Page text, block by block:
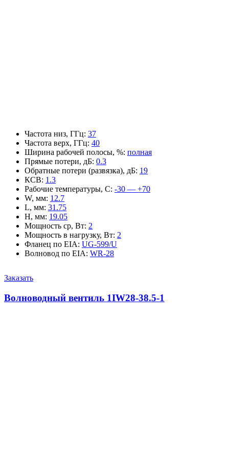
Частота низ, ГГц: 37
Частота верх, ГГц: 40
Ширина рабочей полосы, %: полная
Прямые потери, дБ: 0.3
Обратные потери (развязка), дБ: 19
КСВ: 1.3
Рабочие температуры, С: -30 — +70
W, мм: 12.7
L, мм: 31.75
H, мм: 19.05
Мощность ср, Вт: 2
Мощность в нагрузку, Вт: 2
Фланец по EIA: UG-599/U
Волновод по EIA: WR-28
Заказать
Волноводный вентиль 1IW28-38.5-1